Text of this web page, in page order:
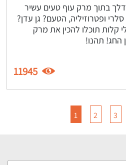
בתוך מרק עוף טעים עשיר
ופטרוזיליה, הטעם? גן עדן?
קלות תוכלו להכין את מרק
החג! תהנו!
11945
1 2 3